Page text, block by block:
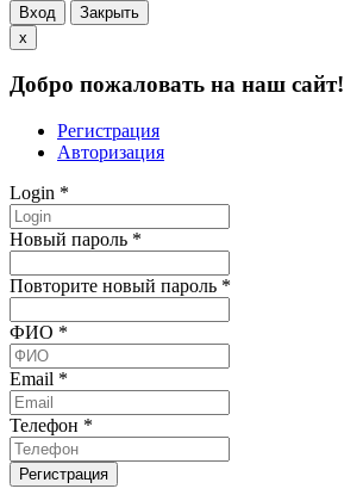
Вход
Закрыть
x
Добро пожаловать на наш сайт!
Регистрация
Авторизация
Login *
Новый пароль *
Повторите новый пароль *
ФИО *
Email *
Телефон *